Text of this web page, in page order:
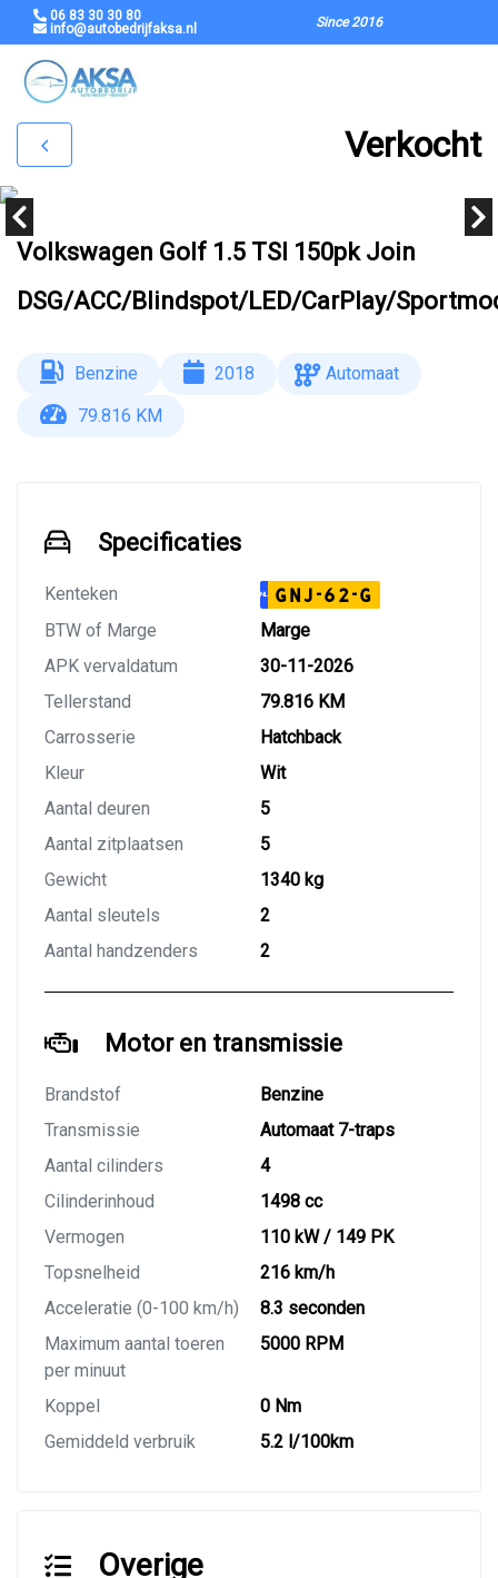
06 83 30 30 80
info@autobedrijfaksa.nl
Since 2016
Verkocht
Volkswagen Golf 1.5 TSI 150pk Join
DSG/ACC/Blindspot/LED/CarPlay/
Benzine 2018
Automaat
79.816 KM
Specificaties
Kenteken NL GNJ-62-G
BTW of Marge
Marge
APK vervaldatum
30-11-2026
Tellerstand
79.816 KM
Carrosserie
Hatchback
Kleur
Wit
Aantal deuren
5
Aantal zitplaatsen
5
Gewicht
1340 kg
Aantal sleutels
2
Aantal handzenders
2
Motor en transmissie
Brandstof
Benzine
Transmissie
Automaat 7-traps
Aantal cilinders
4
Cilinderinhoud
1498 cc
Vermogen
110 kW / 149 PK
Topsnelheid
216 km/h
Acceleratie (0-100 km/h)
8.3 seconden
Maximum aantal toeren
per minuut
5000 RPM
Koppel
0 Nm
Gemiddeld verbruik
5.2 l/100km
Overige